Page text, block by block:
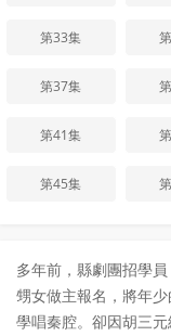
第33集
第37集
第41集
第45集
多年前，縣劇團招學
甥女做主報名，將年
學唱秦腔。卻因胡三